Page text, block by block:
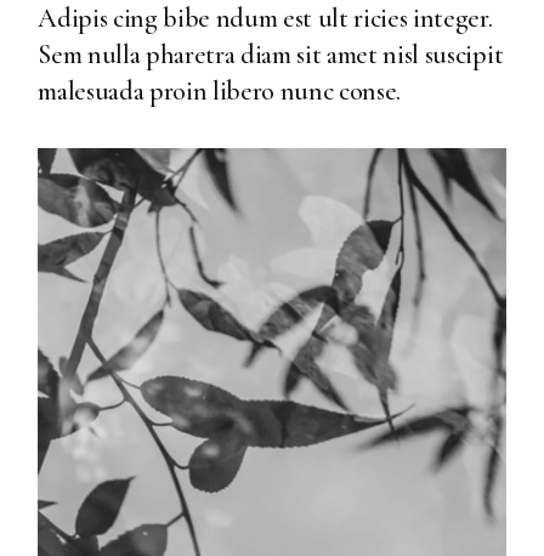
Adipis cing bibe ndum est ult ricies integer.
Sem nulla pharetra diam sit amet nisl suscipit
malesuada proin libero nunc conse.